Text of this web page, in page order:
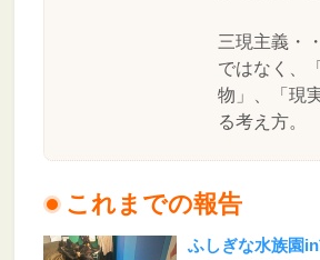
三現主義・
ではなく、
物」、「現
る考え方。
これまでの報告
ふしぎな水族園